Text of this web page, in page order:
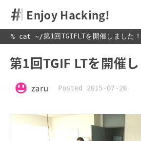
Enjoy Hacking!
% cat ~/第1回TGIFLTを開催しました
第1回TGIF LTを開催し
zaru Posted 2015-07-26